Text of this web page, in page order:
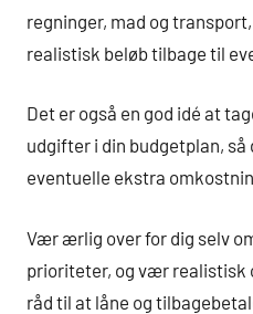
regninger, mad og
realistisk beløb tilbage til
Det er også en god idé at
udgifter i din budgetplan, så
eventuelle ekstra
Vær ærlig over for dig selv
prioriteter, og vær realistisk
råd til at låne og